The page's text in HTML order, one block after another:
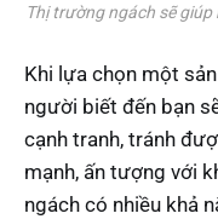
Thị trường ngách sẽ
Khi lựa chọn một
người biết đến bạn
cạnh tranh, tránh
mạnh, ấn tượng với
ngách có nhiều khả